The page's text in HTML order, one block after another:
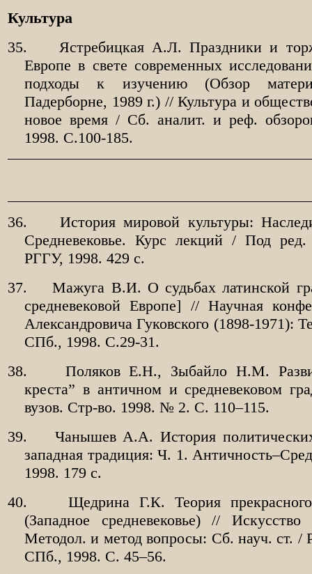
Культура
35.
Ястребицкая А.Л. Праздники и
Европе в свете современных
подходы к изучению (Обзор
Падерборне, 1989 г.) // Культура и
новое время / Сб. аналит. и реф.
1998. С.100-185.
36.
История мировой культуры:
Средневековье. Курс лекций / Под
РГГУ, 1998. 429 с.
37.
Мажуга В.И. О судьбах латинской
средневековой Европе] // Научная
Александровича Гуковского (1898-1971):
СПб., 1998. С.29-31.
38.
Поляков Е.Н., Зыбайло Н.М.
креста” в античном и средневековом
вузов. Стр-во. 1998. № 2. С. 110–115.
39.
Чанышев А.А. История
западная традиция: Ч. 1.
1998. 179 с.
40.
Щедрина Г.К. Теория
(Западное средневековье) //
Методол. и метод вопросы: Сб. науч. ст.
СПб., 1998. С. 45–56.